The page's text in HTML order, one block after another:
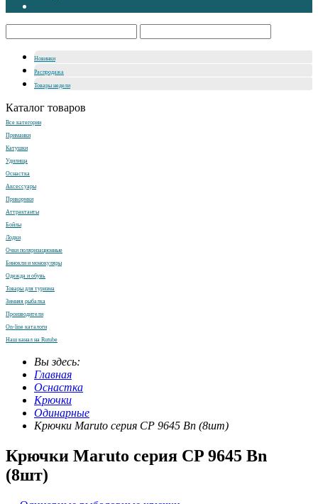
Новинки
Распродажа
Товары недели
Каталог товаров
Все категории
Приманки
Катушки
Удилища
Оснастка
Аксессуары
Прикормки
Аттрактанты
Бойлы
Лодки
Очки поляризационные
Бинокли и монокуляры
Одежда и обувь
Товары для туризма
Зимняя рыбалка
Производители
On-line каталоги
Наш канал на Rutube
Вы здесь:
Главная
Оснастка
Крючки
Одинарные
Крючки Maruto серия СP 9645 Bn (8шт)
Крючки Maruto серия СP 9645 Bn
(8шт)